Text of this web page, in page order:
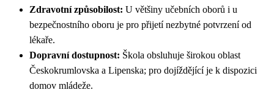
Zdravotní způsobilost: U většiny učebních oborů i u
bezpečnostního oboru je pro přijetí nezbytné potvrzení od
lékaře.
Dopravní dostupnost: Škola obsluhuje širokou oblast
Českokrumlovska a Lipenska; pro dojíždějící je k dispozici
domov mládeže.